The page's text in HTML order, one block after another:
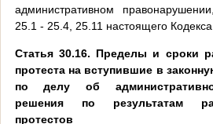
административном
25.1 - 25.4, 25.11 настоящего Кодекса.
Статья 30.16. Пределы и сроки
протеста на вступившие в
по делу об
решения по результатам
протестов